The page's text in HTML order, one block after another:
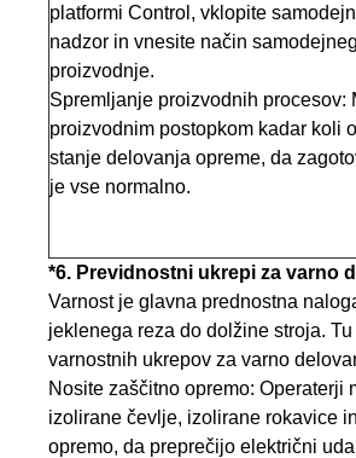
platformi Control, vklopite
nadzor in vnesite način
proizvodnje.
Spremljanje proizvodnih procesov:
proizvodnim postopkom kadar koli
stanje delovanja opreme, da
je vse normalno.
*6. Previdnostni ukrepi za varno
Varnost je glavna prednostna
jeklenega reza do dolžine stroja.
varnostnih ukrepov za varno
Nosite zaščitno opremo: Operaterji
izolirane čevlje, izolirane rokavice
opremo, da preprečijo električni